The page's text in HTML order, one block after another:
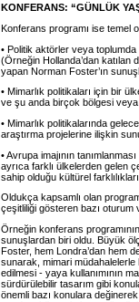
KONFERANS: “GÜNLÜK
Konferans programı ise temel
• Politik aktörler veya
(Örneğin Hollanda’dan katılan
yapan Norman Foster’ın
• Mimarlık politikaları için bir
ve şu anda birçok bölgesi
• Mimarlık politikalarında
araştırma projelerine ilişkin
• Avrupa imajının
ayrıca farklı ülkelerden gelen
sahip olduğu kültürel
Oldukça kapsamlı olan
çeşitliliği gösteren bazı
Örneğin konferans
sunuşlardan biri oldu. Büyük
Foster, hem Londra’dan hem
sunarak, mimari müdahalelerle
edilmesi - yaya kullanımının
sürdürülebilir tasarım gibi
önemli bazı konulara